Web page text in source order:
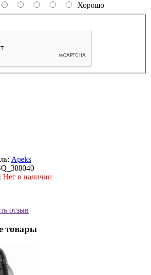
Хорошо
Apeks
Нет в наличии
отзыв
товары